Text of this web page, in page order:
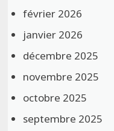
février 2026
janvier 2026
décembre 2025
novembre 2025
octobre 2025
septembre 2025